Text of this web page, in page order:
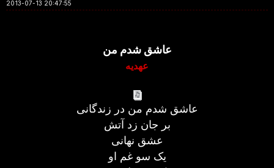
2013-07-13 20:47:55
عاشق شدم من
عهدیه
عاشق شدم من در زندگانی
بر جان زد آتش
عشق نهانی
یک سو غم او